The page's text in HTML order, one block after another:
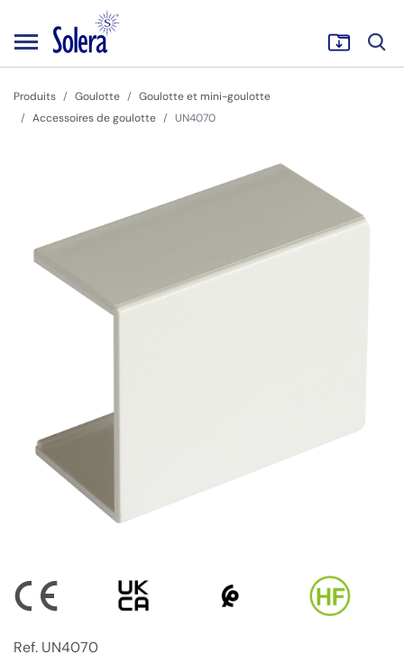
Produits Goulotte
Goulotte et mini-goulotte
Accessoires de goulotte
UN4070
Ref. UN4070